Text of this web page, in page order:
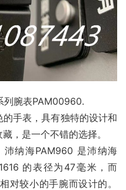
列腕表PAM00960.
手表，具有独特的设计和
，是一个不错的选择。
纳海PAM960 是沛纳海
的表径为47毫米，而
对较小的手腕而设计的。